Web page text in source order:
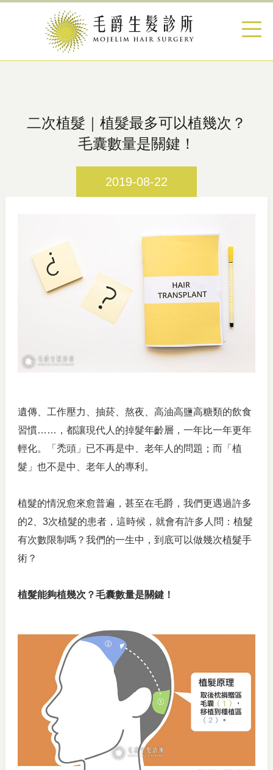
二次植髮｜植髮最多可以植幾次？
毛囊數量是關鍵！
2019-08-22
遺傳、工作壓力、抽菸、熬夜、高油高鹽高糖類的飲食
習慣……，都讓現代人的掉髮年齡層，一年比一年更年
輕化。「禿頭」已不再是中、老年人的問題；而「植
髮」也不是中、老年人的專利。
植髮的情況愈來愈普遍，甚至在毛爵，我們更遇過許多
的2、3次植髮的患者，這時候，就會有許多人問：植髮
有次數限制嗎？我們的一生中，到底可以做幾次植髮手
術？
植髮能夠植幾次？毛囊數量是關鍵！